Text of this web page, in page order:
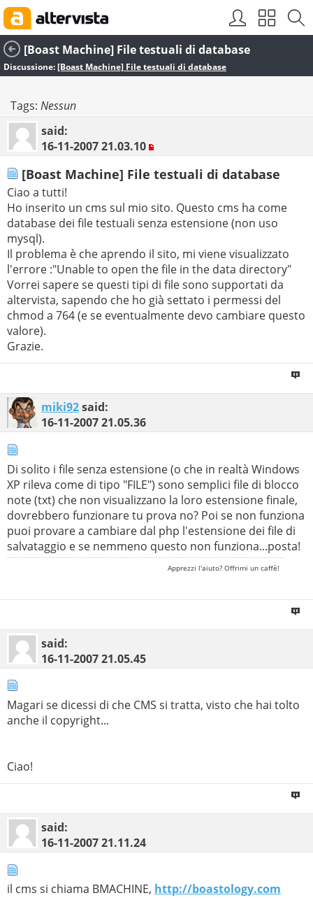
[Boast Machine] File testuali di database
Discussione:[Boast Machine] File testuali di database
Tags: Nessun
said:
16-11-200721.03.10
[Boast Machine] File testuali di database
Ciao a tutti!
Ho inserito un cms sul mio sito. Questo cms ha come
database dei file testuali senza estensione (non uso
mysql).
Il problema è che aprendo il sito, mi viene visualizzato
l'errore :"Unable to open the file in the data directory"
Vorrei sapere se questi tipi di file sono supportati da
altervista, sapendo che ho già settato i permessi del
chmod a 764 (e se eventualmente devo cambiare questo
valore).
Grazie.
miki92said:
16-11-200721.05.36
Di solito i file senza estensione (o che in realtà Windows
XP rileva come di tipo "FILE") sono semplici file di blocco
note (txt) che non visualizzano la loro estensione finale,
dovrebbero funzionare tu prova no? Poi se non funziona
puoi provare a cambiare dal php l'estensione dei file di
salvataggio e se nemmeno questo non funziona...posta!
Apprezzi l'aiuto? Offrimi un caffè!
said:
16-11-200721.05.45
Magari se dicessi di che CMS si tratta, visto che hai tolto
anche il copyright...
Ciao!
said:
16-11-200721.11.24
il cms si chiama BMACHINE, http://boastology.com